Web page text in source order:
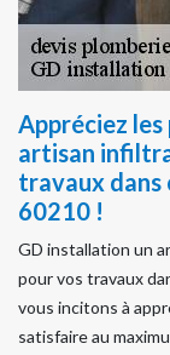
Appréciez
artisan
travaux dans
60210 !
GD installation un
pour vos travaux
vous incitons à
satisfaire au